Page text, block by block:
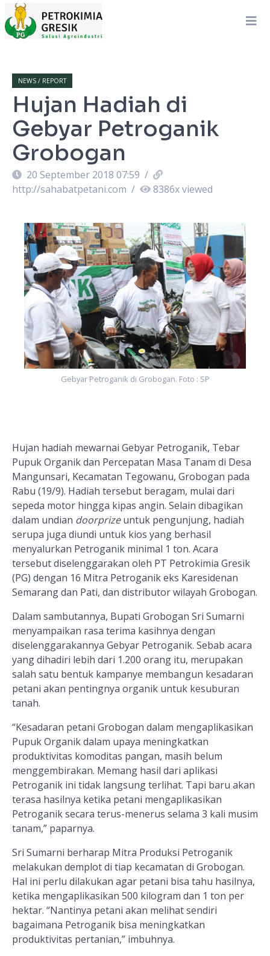
NEWS / REPORT
Hujan Hadiah di
Gebyar Petroganik
Grobogan
20 September 2018 07:59 /
http://sahabatpetani.com / 8386x viewed
Gebyar Petroganik di Grobogan. Foto : SP
Hujan hadiah mewarnai Gebyar Petroganik, Tebar
Pupuk Organik dan Percepatan Masa Tanam di Desa
Mangunsari, Kecamatan Tegowanu, Grobogan pada
Rabu (19/9). Hadiah tersebut beragam, mulai dari
sepeda motor hingga kipas angin. Selain dibagikan
dalam undian doorprizeuntuk pengunjung, hadiah
serupa juga diundi untuk kios yang berhasil
menyalurkan Petroganik minimal 1 ton. Acara
tersebut diselenggarakan oleh PT Petrokimia Gresik
(PG) dengan 16 Mitra Petroganik eks Karesidenan
Semarang dan Pati, dan distributor wilayah Grobogan.
Dalam sambutannya, Bupati Grobogan Sri Sumarni
menyampaikan rasa terima kasihnya dengan
diselenggarakannya Gebyar Petroganik. Sebab acara
yang dihadiri lebih dari 1.200 orang itu, merupakan
salah satu bentuk kampanye membangun kesadaran
petani akan pentingnya organik untuk kesuburan
tanah.
“Kesadaran petani Grobogan dalam mengaplikasikan
Pupuk Organik dalam upaya meningkatkan
produktivitas komoditas pangan, masih belum
menggembirakan. Memang hasil dari aplikasi
Petroganik ini tidak langsung terlihat. Tapi baru akan
terasa hasilnya ketika petani mengaplikasikan
Petroganik secara terus-menerus selama 3 kali musim
tanam,” paparnya.
Sri Sumarni berharap Mitra Produksi Petroganik
melakukan demplot di tiap kecamatan di Grobogan.
Hal ini perlu dilakukan agar petani bisa tahu hasilnya,
ketika mengaplikasikan 500 kilogram dan 1 ton per
hektar. “Nantinya petani akan melihat sendiri
bagaimana Petroganik bisa meningkatkan
produktivitas pertanian,” imbuhnya.